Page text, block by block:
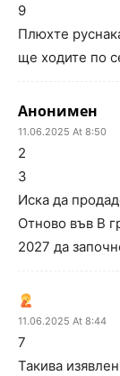
9
Плюхте
ще ходите по
Анонимен
11.06.2025 At 8:50
2
3
Иска да
Отново във В
2027 да
11.06.2025 At 8:44
7
Такива